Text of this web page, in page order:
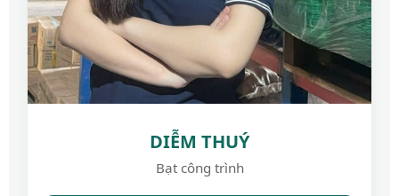
DIỄM THUÝ
Bạt công trình